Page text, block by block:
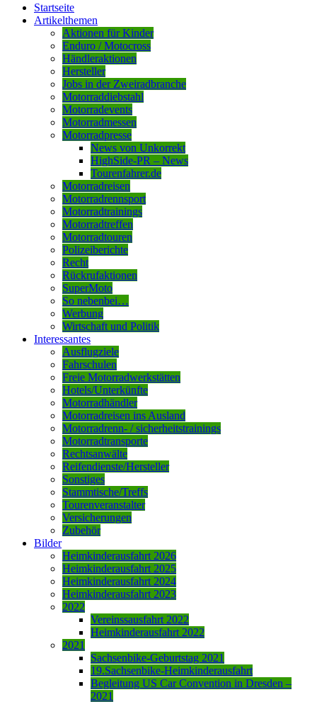
Startseite
Artikelthemen
Aktionen für Kinder
Enduro / Motocross
Händleraktionen
Hersteller
Jobs in der Zweiradbranche
Motorraddiebstahl
Motorradevents
Motorradmessen
Motorradpresse
News von Unkorrekt
HighSide-PR – News
Tourenfahrer.de
Motorradreisen
Motorradrennsport
Motorradtrainings
Motorradtreffen
Motorradtouren
Polizeiberichte
Recht
Rückrufaktionen
SuperMoto
So nebenbei…
Werbung
Wirtschaft und Politik
Interessantes
Ausflugziele
Fahrschulen
Freie Motorradwerkstätten
Hotels/Unterkünfte
Motorradhändler
Motorradreisen ins Ausland
Motorradrenn- / sicherheitstrainings
Motorradtransporte
Rechtsanwälte
Reifendienste/Hersteller
Sonstiges
Stammtische/Treffs
Tourenveranstalter
Versicherungen
Zubehör
Bilder
Heimkinderausfahrt 2026
Heimkinderausfahrt 2025
Heimkinderausfahrt 2024
Heimkinderausfahrt 2023
2022
Vereinssausfahrt 2022
Heimkinderausfahrt 2022
2021
Sachsenbike-Geburtstag 2021
19.Sachsenbike-Heimkinderausfahrt
Begleitung US Car Convention in Dresden –
2021